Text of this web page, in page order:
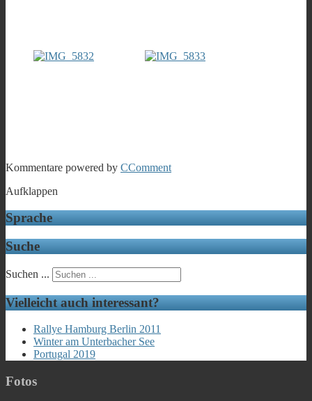
Kommentare powered by CComment
Aufklappen
Sprache
Suche
Suchen ...
Vielleicht auch interessant?
Rallye Hamburg Berlin 2011
Winter am Unterbacher See
Portugal 2019
Fotos